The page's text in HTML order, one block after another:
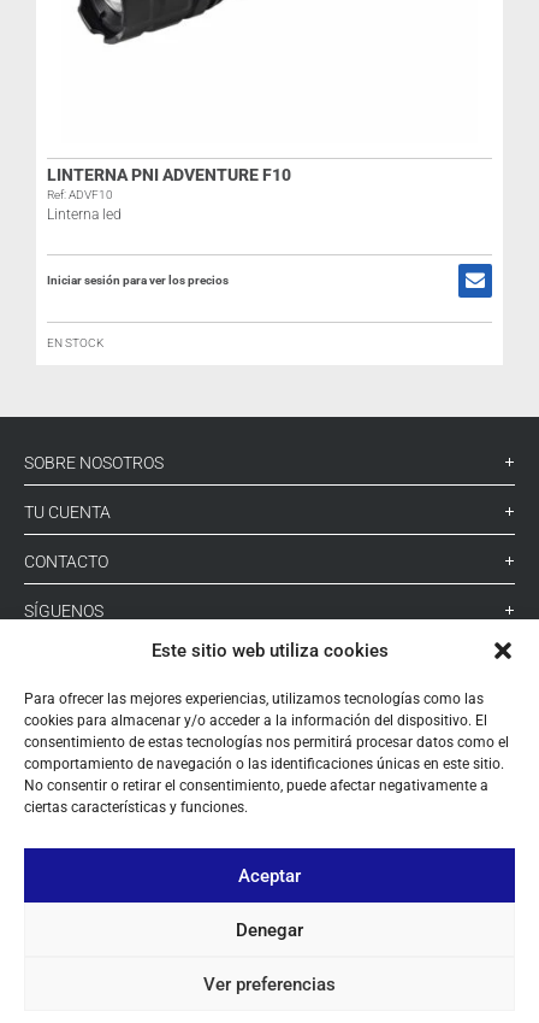
Este sitio web utiliza cookies
Para ofrecer las mejores experiencias, utilizamos tecnologías como las
cookies para almacenar y/o acceder a la información del dispositivo. El
consentimiento de estas tecnologías nos permitirá procesar datos como el
comportamiento de navegación o las identificaciones únicas en este sitio.
No consentir o retirar el consentimiento, puede afectar negativamente a
ciertas características y funciones.
Aceptar
Denegar
Ver preferencias
LINTERNA PNI ADVENTURE F10
Ref: ADVF10
Linterna led
Iniciar sesión para ver los precios
EN STOCK
SOBRE NOSOTROS
TU CUENTA
CONTACTO
SÍGUENOS
+ 34 933 348 800
info@pihernz.com
Linkedin
Instagram